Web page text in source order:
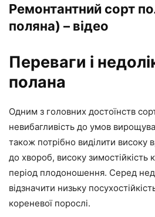
Ремонтантний сорт
поляна) – відео
Переваги і
полана
Одним з головних достоїнств
невибагливість до умов
також потрібно виділити високу
до хвороб, високу зимостійкість
період плодоношення. Серед
відзначити низьку
кореневої порослі.